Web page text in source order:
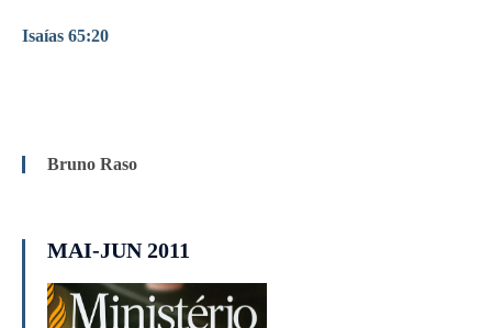
Isaías 65:20
Bruno Raso
MAI-JUN 2011